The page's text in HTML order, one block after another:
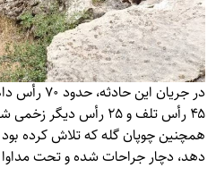
در جریان
۴۵ رأس تلف و ۲۵ رأس دیگر زخمی شدند.
همچنین چوپان گله که تلاش کرده
دهد، دچار جراحات شده و تحت